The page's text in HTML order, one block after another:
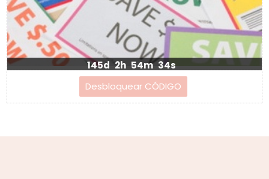
145d 2h 54m 33s